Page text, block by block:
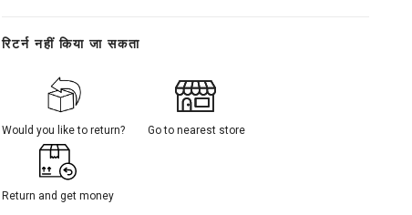
रिटर्न नहीं किया जा सकता
Would you like to return? Go to nearest store
Return and get money